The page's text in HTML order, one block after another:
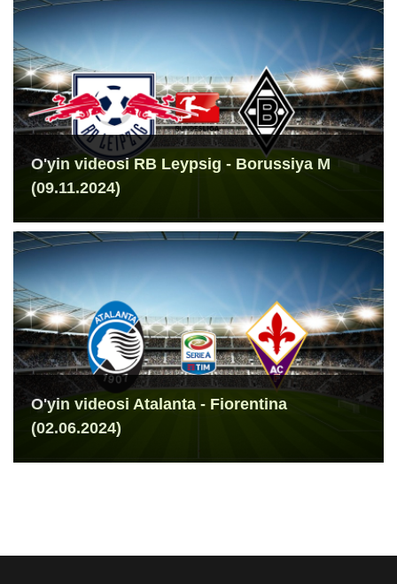
O'yin videosi RB Leypsig - Borussiya M
(09.11.2024)
O'yin videosi Atalanta - Fiorentina
(02.06.2024)